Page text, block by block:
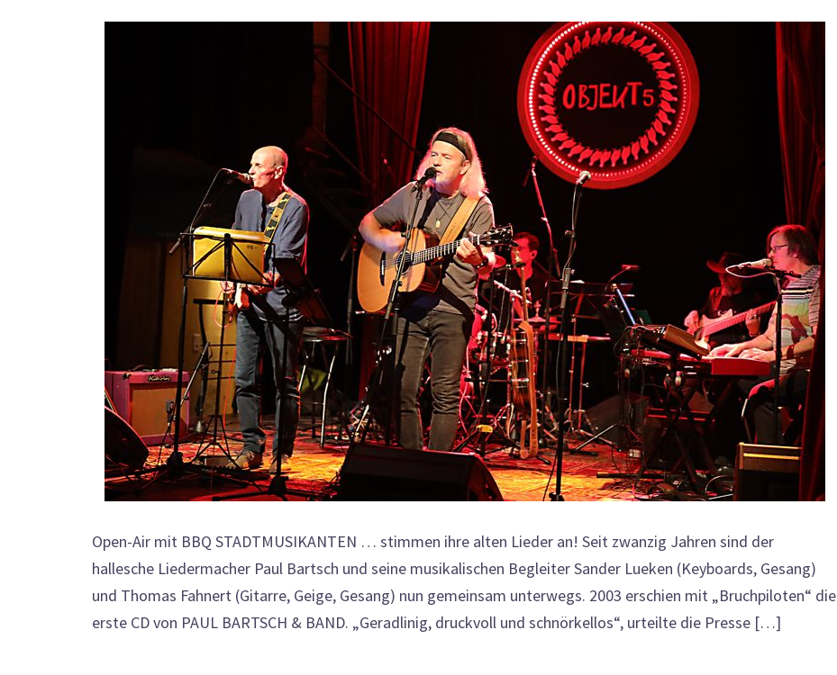
Open-Air mit BBQ STADTMUSIKANTEN … stimmen ihre alten Lieder an! Seit zwanzig Jahren sind der
hallesche Liedermacher Paul Bartsch und seine musikalischen Begleiter Sander Lueken (Keyboards, Gesang)
und Thomas Fahnert (Gitarre, Geige, Gesang) nun gemeinsam unterwegs. 2003 erschien mit „Bruchpiloten“ die
erste CD von PAUL BARTSCH & BAND. „Geradlinig, druckvoll und schnörkellos“, urteilte die Presse […]